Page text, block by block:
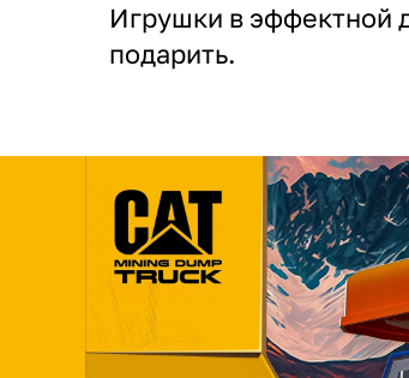
Игрушки в эффектной
подарить.